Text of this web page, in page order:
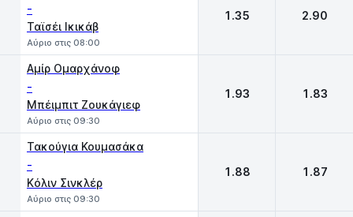
-
Ταϊσέι Ικικάβ
Αύριο στις 08:00
1.35 2.90
Αμίρ Ομαρχάνοφ
-
Μπέιμπιτ Ζουκάγιεφ
Αύριο στις 09:30
1.93 1.83
Τακούγια Κουμασάκα
-
Kόλιν Σινκλέρ
Αύριο στις 09:30
1.88 1.87